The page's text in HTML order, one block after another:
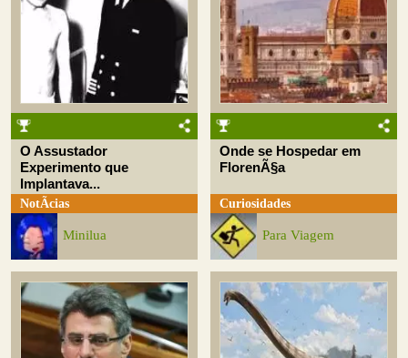
O Assustador
Experimento que
Implantava...
NotÃ­cias
Minilua
Onde se Hospedar em
FlorenÃ§a
Curiosidades
Para Viagem